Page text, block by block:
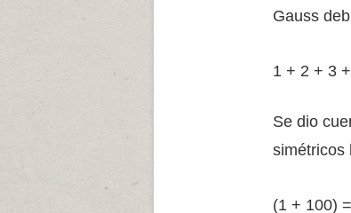
Gauss
1 + 2 + 3
Se dio
simétricos
(1 + 100)